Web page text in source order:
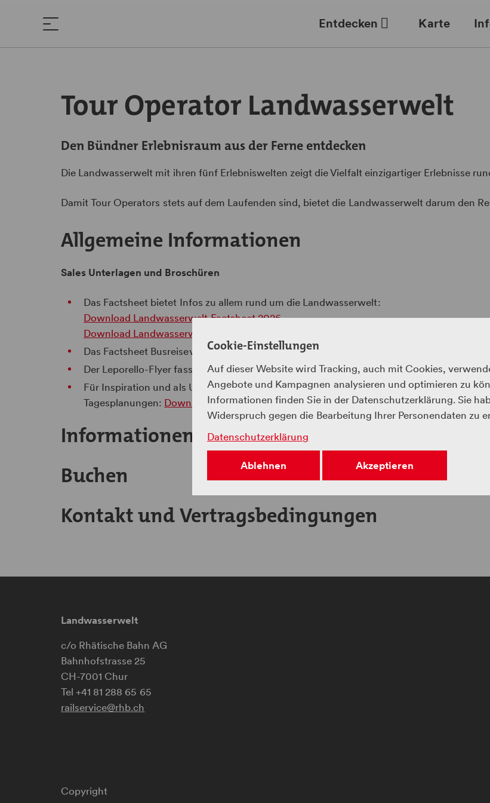
Entdecken Karte
Tour Operator Landwasserwelt
Den Bündner Erlebnisraum aus der Ferne entdecken
Die Landwasserwelt mit ihren fünf Erlebniswelten zeigt die Vielfalt einzigartiger Erlebnisse
Damit Tour Operators stets auf dem Laufenden sind, bietet die Landwasserwelt darum den
Allgemeine Informationen
Sales Unterlagen und Broschüren
Das Factsheet bietet Infos zu allem rund um die Landwasserwelt:
Download Landwasserwelt Factsheet 2026
Download Landwasserwelt Factsheet 2027
Das Factsheet Busreiseveranstalter umfasst Hinweise zu Reisen mit Bus:
Download
Der Leporello-Flyer fasst das Angebot 2026 zusammen und zeigt eine Übersicht des
Für Inspiration und als Unterstützung bei der Reiseplanung gibt es das Dokument: Ein
Tagesplanungen: Download Ein Tag in der LWW
Informationen zu Partner und Verantwortliche
Buchen
Kontakt und Vertragsbedingungen
Landwasserwelt
c/o Rhätische Bahn AG
Bahnhofstrasse 25
CH-7001 Chur
railservice@rhb.ch
Copyright
Cookie-Einstellungen
Auf dieser Website wird Tracking, auch mit Cookies,
Angebote und Kampagnen analysieren und optimieren zu
Informationen finden Sie in der Datenschutzerklärung. Sie
Widerspruch gegen die Bearbeitung Ihrer Personendaten zu
Datenschutzerklärung
Ablehnen Akzeptieren